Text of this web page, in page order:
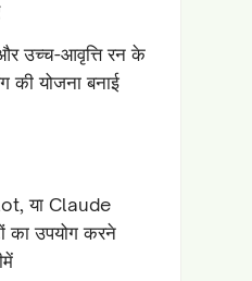
उच्च-आवृत्ति रन के
की योजना बनाई
या Claude
उपयोग करने